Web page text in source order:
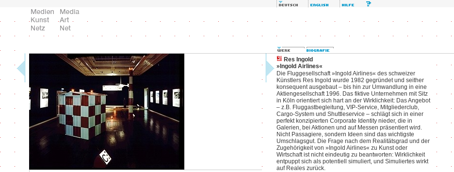
Res Ingold
»Ingold Airlines«
Die Fluggesellschaft »Ingold Airlines« des schweizer
Künstlers Res Ingold wurde 1982 gegründet und seither
konsequent ausgebaut – bis hin zur Umwandlung in eine
Aktiengesellschaft 1996. Das fiktive Unternehmen mit Sitz
in Köln orientiert sich hart an der Wirklichkeit: Das Angebot
– z.B. Fluggastbegleitung, VIP-Service, Mitgliederclub,
Cargo-System und Shuttleservice – schlägt sich in einer
perfekt konzipierten Corporate Identity nieder, die in
Galerien, bei Aktionen und auf Messen präsentiert wird.
Nicht Passagiere, sondern Ideen sind das wichtigste
Umschlagsgut. Die Frage nach dem Realitätsgrad und der
Zugehörigkeit von »Ingold Airlines« zu Kunst oder
Wirtschaft ist nicht eindeutig zu beantworten: Wirklichkeit
entpuppt sich als potentiell simuliert, und Simuliertes wirkt
auf Reales zurück.